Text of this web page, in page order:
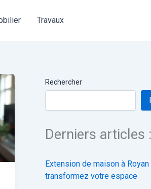
Travaux
Rechercher
Derniers articles :
Extension de maison à Royan
transformez votre espace